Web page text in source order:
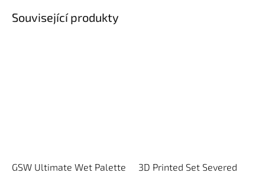
Související produkty
GSW Ultimate Wet Palette
3D Printed Set Severed